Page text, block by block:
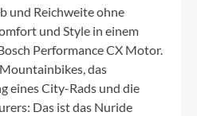
und Reichweite ohne
und Style in einem
Performance CX Motor.
das
eines City-Rads und die
Das ist das Nuride